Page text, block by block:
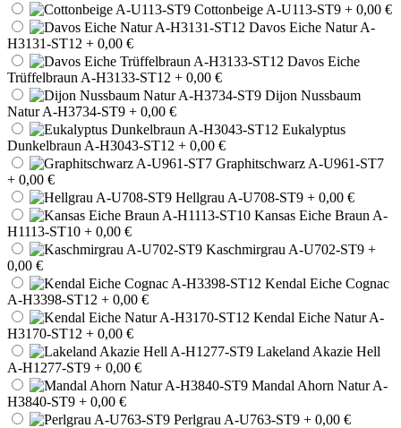
Cottonbeige A-U113-ST9 + 0,00 €
Davos Eiche Natur A-
H3131-ST12 + 0,00 €
Davos Eiche
Trüffelbraun A-H3133-ST12 + 0,00 €
Dijon Nussbaum
Natur A-H3734-ST9 + 0,00 €
Eukalyptus
Dunkelbraun A-H3043-ST12 + 0,00 €
Graphitschwarz A-U961-ST7
+ 0,00 €
Hellgrau A-U708-ST9 + 0,00 €
Kansas Eiche Braun A-
H1113-ST10 + 0,00 €
Kaschmirgrau A-U702-ST9 +
0,00 €
Kendal Eiche Cognac
A-H3398-ST12 + 0,00 €
Kendal Eiche Natur A-
H3170-ST12 + 0,00 €
Lakeland Akazie Hell
A-H1277-ST9 + 0,00 €
Mandal Ahorn Natur A-
H3840-ST9 + 0,00 €
Perlgrau A-U763-ST9 + 0,00 €